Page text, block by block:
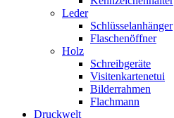
Leder
Schlüsselanhänger
Flaschenöffner
Holz
Schreibgeräte
Visitenkartenetui
Bilderrahmen
Flachmann
Druckwelt